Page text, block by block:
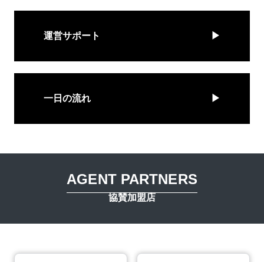
運営サポート
一日の流れ
AGENT PARTNERS
協賛加盟店